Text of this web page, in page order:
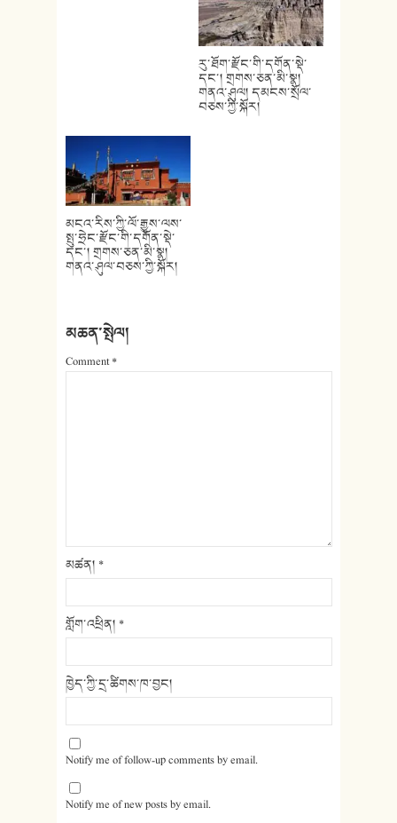
རུ་ཐོག་རྫོང་གི་དགོན་སྡེ་
དང་། གྲགས་ཅན་མི་སྣ།
གནའ་ཤུལ། དམངས་སྲོལ་
བཅས་ཀྱི་སྐོར།
མངའ་རིས་ཀྱི་ལོ་རྒྱུས་ལས་
སྤུ་ཧྲེང་རྫོང་གི་དགོན་སྡེ་
དང་། གྲགས་ཅན་མི་སྣ།
གནའ་ཤུལ་བཅས་ཀྱི་སྐོར།
མཆན་སྤེལ།
Comment*
མཚན། *
གློག་འཕྲིན། *
ཁྱེད་ཀྱི་དྲ་ཚིགས་ཁ་བྱང།
Notify me of follow-up comments by email.
Notify me of new posts by email.